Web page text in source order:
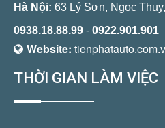
Hà Nội: 63 Lý Sơn, Ngọc
0938.18.88.99 - 0922.901.901
Website:
THỜI GIAN LÀM VIỆC